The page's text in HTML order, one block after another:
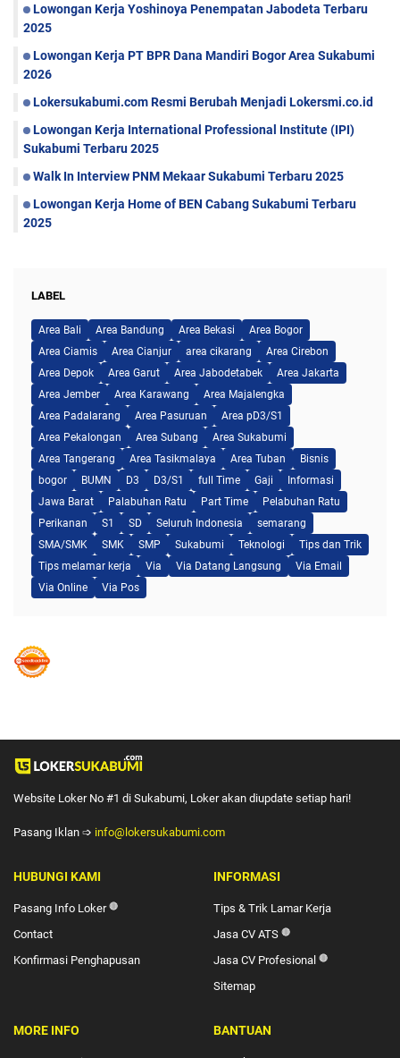
Lowongan Kerja Yoshinoya Penempatan Jabodeta Terbaru
2025
Lowongan Kerja PT BPR Dana Mandiri Bogor Area Sukabumi
2026
Lokersukabumi.com Resmi Berubah Menjadi Lokersmi.co.id
Lowongan Kerja International Professional Institute (IPI)
Sukabumi Terbaru 2025
Walk In Interview PNM Mekaar Sukabumi Terbaru 2025
Lowongan Kerja Home of BEN Cabang Sukabumi Terbaru
2025
LABEL
Area Bali Area Bandung Area Bekasi
Area Bogor
Area Ciamis
Area Cianjur area cikarang
Area Cirebon
Area Depok
Area Garut Area Jabodetabek
Area Jakarta
Area Jember
Area Karawang
Area Majalengka
Area Padalarang
Area Pasuruan
Area pD3/S1
Area Pekalongan
Area Subang
Area Sukabumi
Area Tangerang
Area Tasikmalaya Area Tuban
Bisnis
bogor
BUMN D3 D3/S1 full Time Gaji
Informasi
Jawa Barat
Palabuhan Ratu Part Time
Pelabuhan Ratu
Perikanan
S1 SD Seluruh Indonesia
semarang
SMA/SMK
SMK SMP Sukabumi Teknologi
Tips dan Trik
Tips melamar kerja
Via Via Datang Langsung
Via Email
Via Online
Via Pos
Website Loker No #1 di Sukabumi, Loker akan diupdate setiap hari!
Pasang Iklan ➩ info@lokersukabumi.com
HUBUNGI KAMI
Pasang Info Loker🔴
Contact
Konfirmasi Penghapusan
INFORMASI
Tips & Trik Lamar Kerja
Jasa CV ATS 🔴
Jasa CV Profesional 🔴
Sitemap
MORE INFO BANTUAN